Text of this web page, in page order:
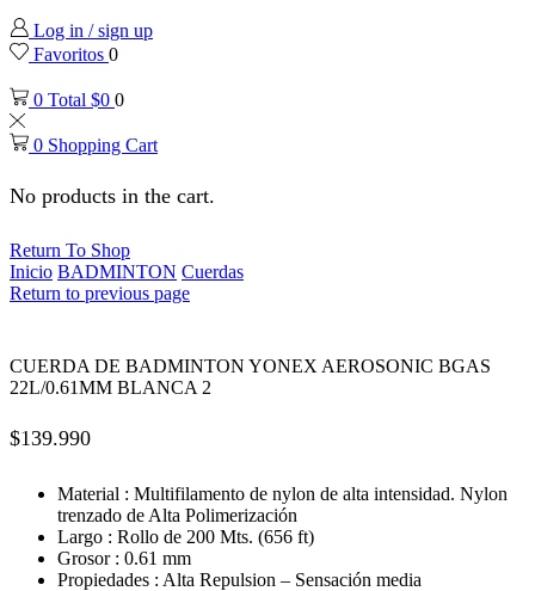
Log in / sign up
Favoritos 0
0 Total $0 0
0 Shopping Cart
No products in the cart.
Return To Shop
Inicio BADMINTON Cuerdas
Return to previous page
CUERDA DE BADMINTON YONEX AEROSONIC BGAS
22L/0.61MM BLANCA 2
$139.990
Material : Multifilamento de nylon de alta intensidad. Nylon
trenzado de Alta Polimerización
Largo : Rollo de 200 Mts. (656 ft)
Grosor : 0.61 mm
Propiedades : Alta Repulsion – Sensación media